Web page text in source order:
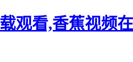
观看,香蕉视频